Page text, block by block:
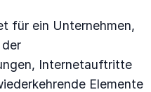
für ein Unternehmen,
Internetauftritte
Elemente